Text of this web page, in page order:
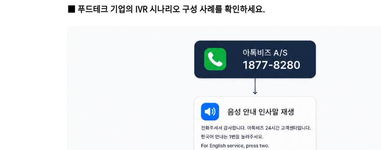
■ 푸드테크 기업의 IVR 시나리오 구성 사례를 확인하세요.